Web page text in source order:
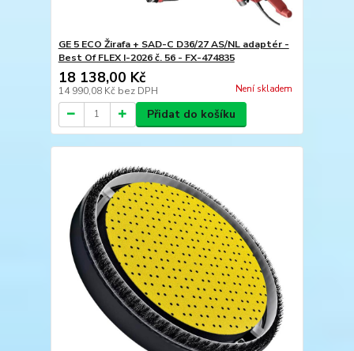
GE 5 ECO Žirafa + SAD-C D36/27 AS/NL adaptér -
Best Of FLEX I-2026 č. 56 - FX-474835
18 138,00 Kč
14 990,08 Kč bez DPH Není skladem
Přidat do košíku